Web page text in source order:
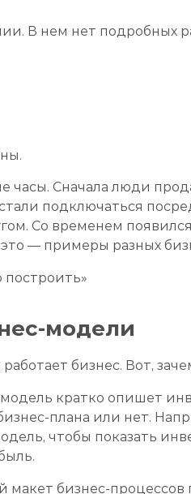
В нем нет подробных
Сначала люди
подключаться
Со временем
это — примеры разных
построить»
модели
бизнес. Вот,
кратко опишет
плана или нет.
чтобы показать
макет бизнес-процессов